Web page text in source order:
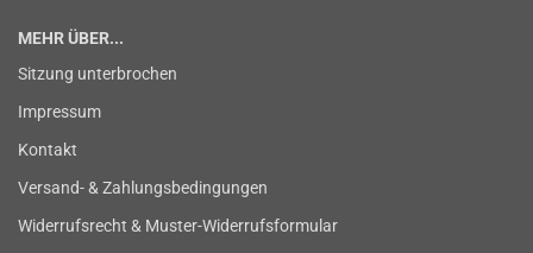
MEHR ÜBER...
Sitzung unterbrochen
Impressum
Kontakt
Versand- & Zahlungsbedingungen
Widerrufsrecht & Muster-Widerrufsformular